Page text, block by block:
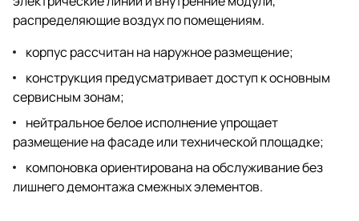
распределяющие воздух по помещениям.
корпус рассчитан на наружное размещение;
конструкция предусматривает доступ к основным
сервисным зонам;
нейтральное белое исполнение упрощает
размещение на фасаде или технической площадке;
компоновка ориентирована на обслуживание без
лишнего демонтажа смежных элементов.